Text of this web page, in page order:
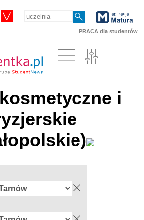
PRACA dla studentów
i